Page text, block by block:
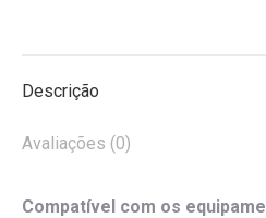
Descrição
Avaliações (0)
Compatível com os